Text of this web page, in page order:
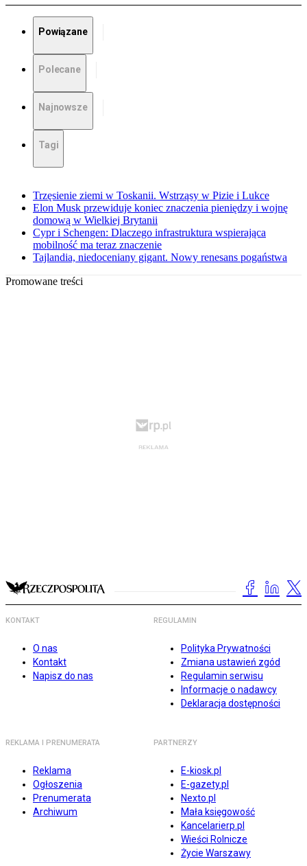
Powiązane
Polecane
Najnowsze
Tagi
Trzęsienie ziemi w Toskanii. Wstrząsy w Pizie i Lukce
Elon Musk przewiduje koniec znaczenia pieniędzy i wojnę
domową w Wielkiej Brytanii
Cypr i Schengen: Dlaczego infrastruktura wspierająca
mobilność ma teraz znaczenie
Tajlandia, niedoceniany gigant. Nowy renesans pogaństwa
Promowane treści
KONTAKT
O nas
Kontakt
Napisz do nas
REGULAMIN
Polityka Prywatności
Zmiana ustawień zgód
Regulamin serwisu
Informacje o nadawcy
Deklaracja dostępności
REKLAMA I PRENUMERATA
Reklama
Ogłoszenia
Prenumerata
Archiwum
PARTNERZY
E-kiosk.pl
E-gazety.pl
Nexto.pl
Mała księgowość
Kancelarierp.pl
Wieści Rolnicze
Życie Warszawy